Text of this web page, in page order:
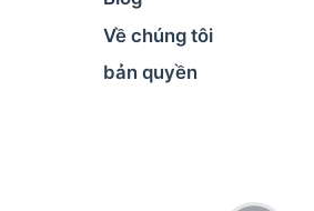
Về chúng tôi
bản quyền